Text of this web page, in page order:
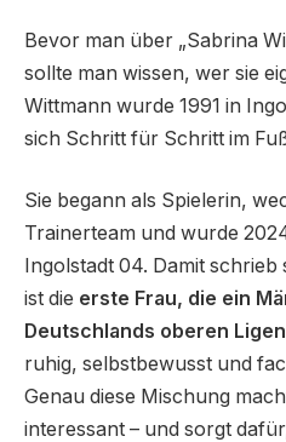
Bevor man über „Sabrina
sollte man wissen, wer sie
Wittmann wurde 1991 in
sich Schritt für Schritt im
Sie begann als Spielerin,
Trainerteam und wurde
Ingolstadt 04. Damit schrieb
ist die erste Frau, die ein
Deutschlands oberen
ruhig, selbstbewusst und
Genau diese Mischung
interessant – und sorgt